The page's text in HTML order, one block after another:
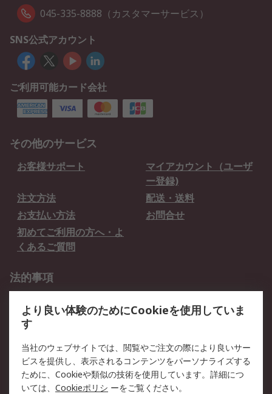
045-335-8888（カスタマーサービス）
SNS公式アカウント
ご利用可能カード会社
その他のサービス
お客様サポート
マイアカウント（ユーザ
ー登録)
注文方法
配送・送料
お支払い方法
お問合せ
初めてご利用の方へ・よ
くあるご質問
法的事項
クッキーポリシー
RSについて
会社概要
採用情報
プレスリリース＆お知ら
コーポレートサイト
より良い体験のためにCookieを使用していま
す
当社のウェブサイトでは、閲覧やご注文の際により良いサー
ビスを提供し、表示されるコンテンツをパーソナライズする
ために、Cookieや類似の技術を使用しています。詳細につ
いては、 Cookieポリシ ーをご覧ください。